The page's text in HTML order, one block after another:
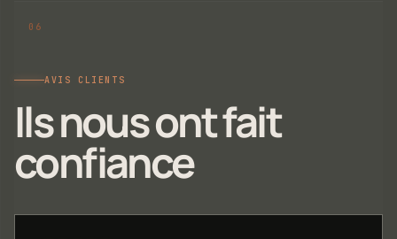
AVIS CLIENTS
Ils nous ont fait
confiance